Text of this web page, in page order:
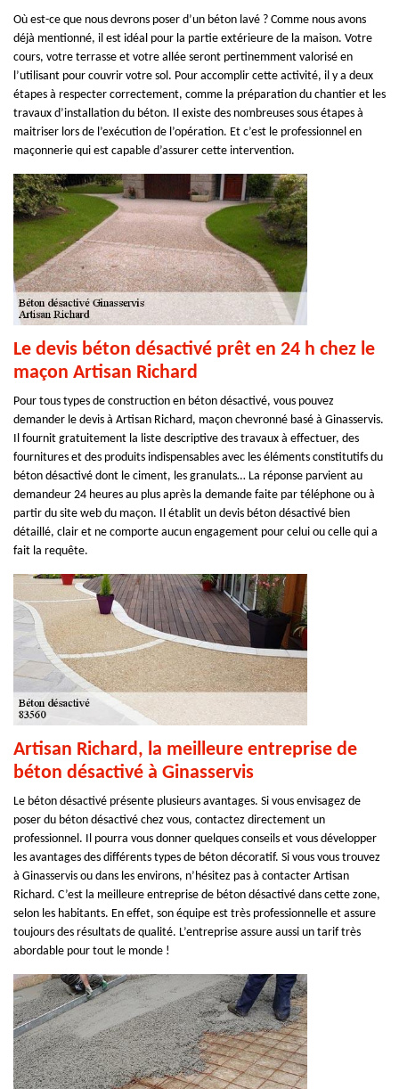
Où est-ce que nous devrons poser d’un béton lavé ? Comme nous avons
déjà mentionné, il est idéal pour la partie extérieure de la maison. Votre
cours, votre terrasse et votre allée seront pertinemment valorisé en
l’utilisant pour couvrir votre sol. Pour accomplir cette activité, il y a deux
étapes à respecter correctement, comme la préparation du chantier et les
travaux d’installation du béton. Il existe des nombreuses sous étapes à
maitriser lors de l’exécution de l’opération. Et c’est le professionnel en
maçonnerie qui est capable d’assurer cette intervention.
Le devis béton désactivé prêt en 24 h chez le
maçon Artisan Richard
Pour tous types de construction en béton désactivé, vous pouvez
demander le devis à Artisan Richard, maçon chevronné basé à Ginasservis.
Il fournit gratuitement la liste descriptive des travaux à effectuer, des
fournitures et des produits indispensables avec les éléments constitutifs du
béton désactivé dont le ciment, les granulats… La réponse parvient au
demandeur 24 heures au plus après la demande faite par téléphone ou à
partir du site web du maçon. Il établit un devis béton désactivé bien
détaillé, clair et ne comporte aucun engagement pour celui ou celle qui a
fait la requête.
Artisan Richard, la meilleure entreprise de
béton désactivé à Ginasservis
Le béton désactivé présente plusieurs avantages. Si vous envisagez de
poser du béton désactivé chez vous, contactez directement un
professionnel. Il pourra vous donner quelques conseils et vous développer
les avantages des différents types de béton décoratif. Si vous vous trouvez
à Ginasservis ou dans les environs, n’hésitez pas à contacter Artisan
Richard. C’est la meilleure entreprise de béton désactivé dans cette zone,
selon les habitants. En effet, son équipe est très professionnelle et assure
toujours des résultats de qualité. L’entreprise assure aussi un tarif très
abordable pour tout le monde !